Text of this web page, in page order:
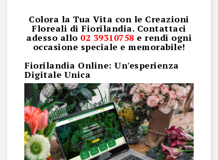
Colora la Tua Vita con le Creazioni
Floreali di Fiorilandia. Contattaci
adesso allo 02 39310758 e rendi ogni
occasione speciale e memorabile!
Fiorilandia Online: Un'esperienza
Digitale Unica